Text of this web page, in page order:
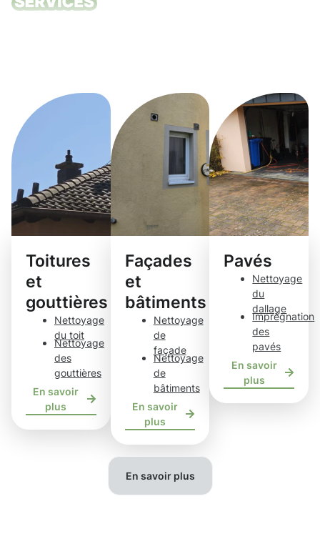
Toitures
et
gouttières
Nettoyage
du toit
Nettoyage
des
gouttières
En savoir
plus
Façades
et
bâtiments
Nettoyage
de
façade
Nettoyage
de
bâtiments
En savoir
plus
Pavés
Nettoyage
du
dallage
Imprégnation
des
pavés
En savoir
plus
En savoir plus